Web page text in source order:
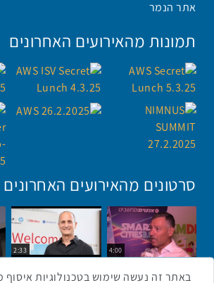
אתר הנמר
תמונות מהאירועים האחרונים
סרטונים מהאירועים האחרונים
4:00
2:33
באתר זה נעשה שימוש בטכנולוגיות איסוף